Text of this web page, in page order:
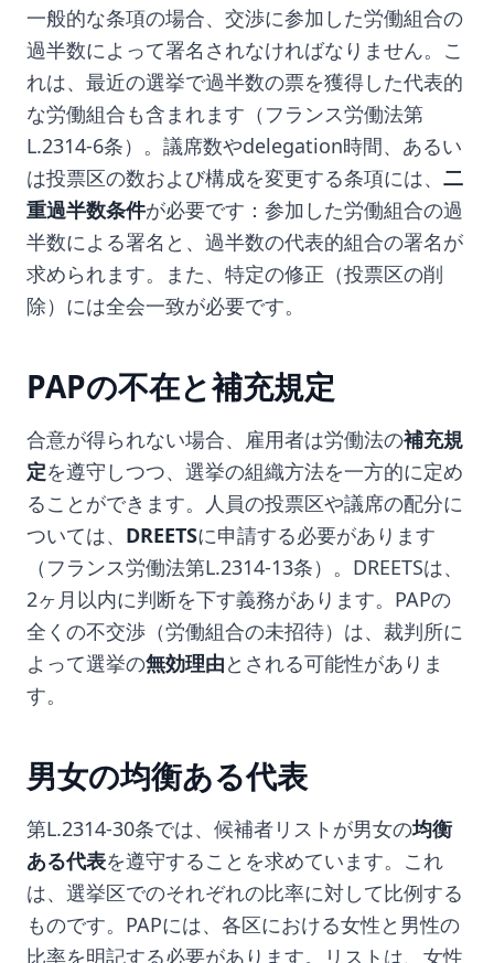
一般的な条項の場合、交渉に参加した労働組合の
過半数によって署名されなければなりません。こ
れは、最近の選挙で過半数の票を獲得した代表的
な労働組合も含まれます（フランス労働法第
L.2314-6条）。議席数やdelegation時間、あるい
は投票区の数および構成を変更する条項には、 二
重過半数条件が必要です：参加した労働組合の過
半数による署名と、過半数の代表的組合の署名が
求められます。また、特定の修正（投票区の削
除）には全会一致が必要です。
PAPの不在と補充規定
合意が得られない場合、雇用者は労働法の補充規
定を遵守しつつ、選挙の組織方法を一方的に定め
ることができます。人員の投票区や議席の配分に
ついては、 DREETSに申請する必要があります
（フランス労働法第L.2314-13条）。DREETSは、
2ヶ月以内に判断を下す義務があります。PAPの
全くの不交渉（労働組合の未招待）は、裁判所に
よって選挙の無効理由とされる可能性がありま
す。
男女の均衡ある代表
第L.2314-30条では、候補者リストが男女の均衡
ある代表を遵守することを求めています。これ
は、選挙区でのそれぞれの比率に対して比例する
ものです。PAPには、各区における女性と男性の
比率を明記する必要があります。リストは、女性